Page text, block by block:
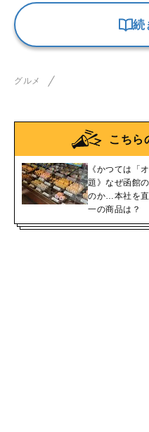
続
グルメ
こちら
《かつては「
題》なぜ函館
のか…本社を
一の商品は？